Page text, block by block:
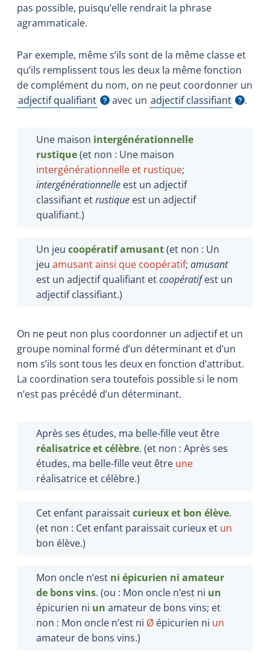
pas possible, puisqu’elle rendrait la phrase
agrammaticale.
Par exemple, même s’ils sont de la même classe et
qu’ils remplissent tous les deux la même fonction
de complément du nom, on ne peut coordonner un
adjectif qualifiant
Afficher l'infobulle avec un adjectif classifiant
Afficher l'infobulle .
Une maison intergénérationnelle
rustique(et non : Une maison
intergénérationnelle et rustique;
intergénérationnelle est un adjectif
classifiant etrustique est un adjectif
qualifiant.)
Un jeu coopératif amusant(et non : Un
jeu amusant ainsi que coopératif; amusant
est un adjectif qualifiant etcoopératifest un
adjectif classifiant.)
On ne peut non plus coordonner un adjectif et un
groupe nominal formé d’un déterminant et d’un
nom s’ils sont tous les deux en fonction d’attribut.
La coordination sera toutefois possible si le nom
n’est pas précédé d’un déterminant.
Après ses études, ma belle-fille veut être
réalisatrice et célèbre. (et non : Après ses
études, ma belle-fille veut être une
réalisatrice et célèbre.)
Cet enfant paraissaitcurieux et bon élève.
(et non : Cet enfant paraissait curieux et un
bon élève.)
Mon oncle n’est ni épicurien ni amateur
de bons vins. (ou : Mon oncle n’est ni un
épicurien ni un amateur de bons vins; et
non : Mon oncle n’est ni Ø épicurien ni un
amateur de bons vins.)